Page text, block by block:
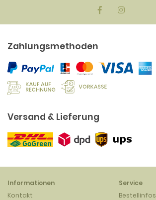
Zahlungsmethoden
Versand & Lieferung
Informationen
Kontakt
Service
Bestellinfos